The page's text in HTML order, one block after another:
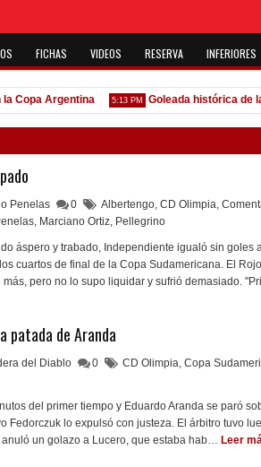
FICHAS VIDEOS RESERVA INFERIORES
Argentina 5:13 PM Goleada histórica de la
Penelas 0 Albertengo, CD Olimpia,
, Marciano Ortiz, Pellegrino
áspero y trabado, Independiente igualó sin goles
cuartos de final de la Copa Sudamericana. El
más, pero no lo supo liquidar y sufrió demasiado.
patada de Aranda
del Diablo 0 CD Olimpia, Copa
del primer tiempo y Eduardo Aranda se paró
Fedorczuk lo expulsó con justeza. El árbitro tuvo
un golazo a Lucero, que estaba hab… Leer